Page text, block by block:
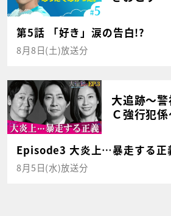
第5話 「好き」涙の告白!?
8月8日(土)放送分
大追跡～
Ｃ強行犯
Episode3 大炎上…暴走する正
8月5日(水)放送分